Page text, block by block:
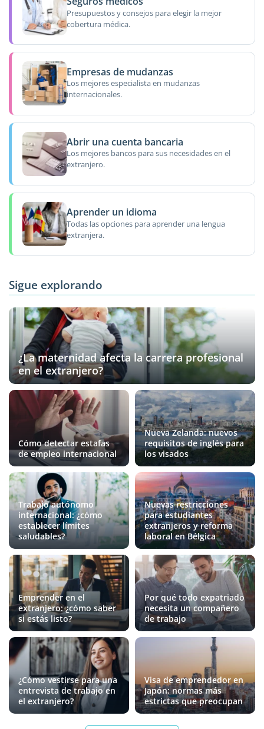
Presupuestos y consejos para elegir la mejor
cobertura médica.
Empresas de mudanzas
Los mejores especialista en mudanzas
internacionales.
Abrir una cuenta bancaria
Los mejores bancos para sus necesidades en el
extranjero.
Aprender un idioma
Todas las opciones para aprender una lengua
extranjera.
Sigue explorando
¿La maternidad afecta la carrera profesional
en el extranjero?
Cómo detectar estafas
de empleo internacional
Nueva Zelanda: nuevos
requisitos de inglés para
los visados
Trabajo autónomo
internacional: ¿cómo
establecer límites
saludables?
Nuevas restricciones
para estudiantes
extranjeros y reforma
laboral en Bélgica
Emprender en el
extranjero: ¿cómo saber
si estás listo?
Por qué todo expatriado
necesita un compañero
de trabajo
¿Cómo vestirse para una
entrevista de trabajo en
el extranjero?
Visa de emprendedor en
Japón: normas más
estrictas que preocupan